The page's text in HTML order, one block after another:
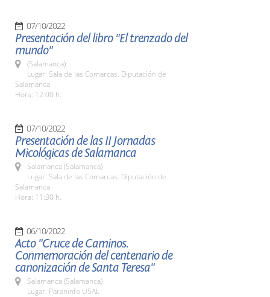
07/10/2022
Presentación del libro "El trenzado del
mundo"
(Salamanca)
Lugar: Sala de las Comarcas. Diputación de
Salamanca
Hora: 12:00 h.
07/10/2022
Presentación de las II Jornadas
Micológicas de Salamanca
Salamanca (Salamanca)
Lugar: Sala de las Comarcas. Diputación de
Salamanca
Hora: 11:30 h.
06/10/2022
Acto "Cruce de Caminos.
Conmemoración del centenario de
canonización de Santa Teresa"
Salamanca (Salamanca)
Lugar: Paraninfo USAL